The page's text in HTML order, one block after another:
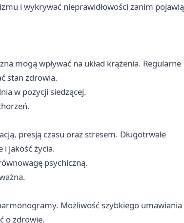
i wykrywać nieprawidłowości zanim pojawią
mogą wpływać na układ krążenia. Regularne
stan zdrowia.
w pozycji siedzącej.
presją czasu oraz stresem. Długotrwałe
i jakość życia.
psychiczną.
Możliwość szybkiego umawiania
o zdrowie.